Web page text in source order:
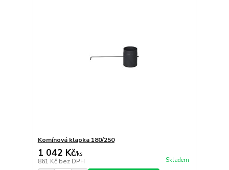
Komínová klapka 180/250
1 042 Kč/ks
861 Kč bez DPH Skladem